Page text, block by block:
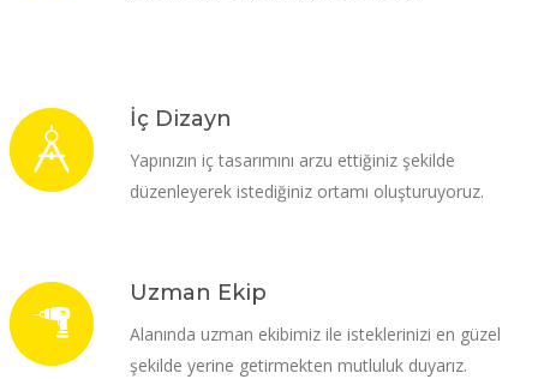
İç Dizayn
Yapınızın iç tasarımını arzu ettiğiniz şekilde
düzenleyerek istediğiniz ortamı oluşturuyoruz.
Uzman Ekip
Alanında uzman ekibimiz ile isteklerinizi en güzel
şekilde yerine getirmekten mutluluk duyarız.